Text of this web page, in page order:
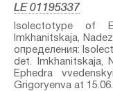
LE 01195337
Isolectotype of
Imkhanitskaja,
определения:
det. Imkhanitskaja,
Ephedra
Grigoryenva at